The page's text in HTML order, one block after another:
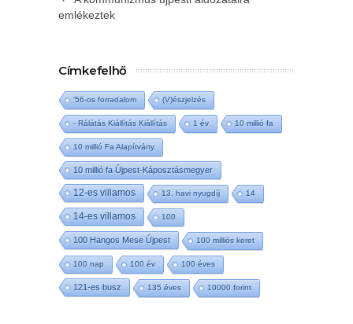
emlékeztek
Címkefelhő
'56-os forradalom (V)észjelzés
- Rálátás Kiállítás Kiállítás 1 év 10 millió fa
10 millió Fa Alapítvány
10 millió fa Újpest-Káposztásmegyer
12-es villamos 13. havi nyugdíj 14
14-es villamos 100
100 Hangos Mese Újpest 100 milliós keret
100 nap 100 év 100 éves
121-es busz 135 éves 10000 forint